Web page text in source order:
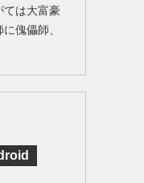
ては大富豪
傀儡師、